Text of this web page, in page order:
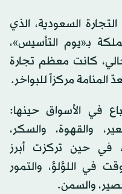
السعودية، الذي
بـ«يوم التأسيس»،
الحالي، كانت معظم تجارة
المنامة مركزاً للبواخر.
في الأسواق حينها:
والقهوة، والسكر،
في حين تركزت أبرز
في اللؤلؤ، والتمور
والسمن.